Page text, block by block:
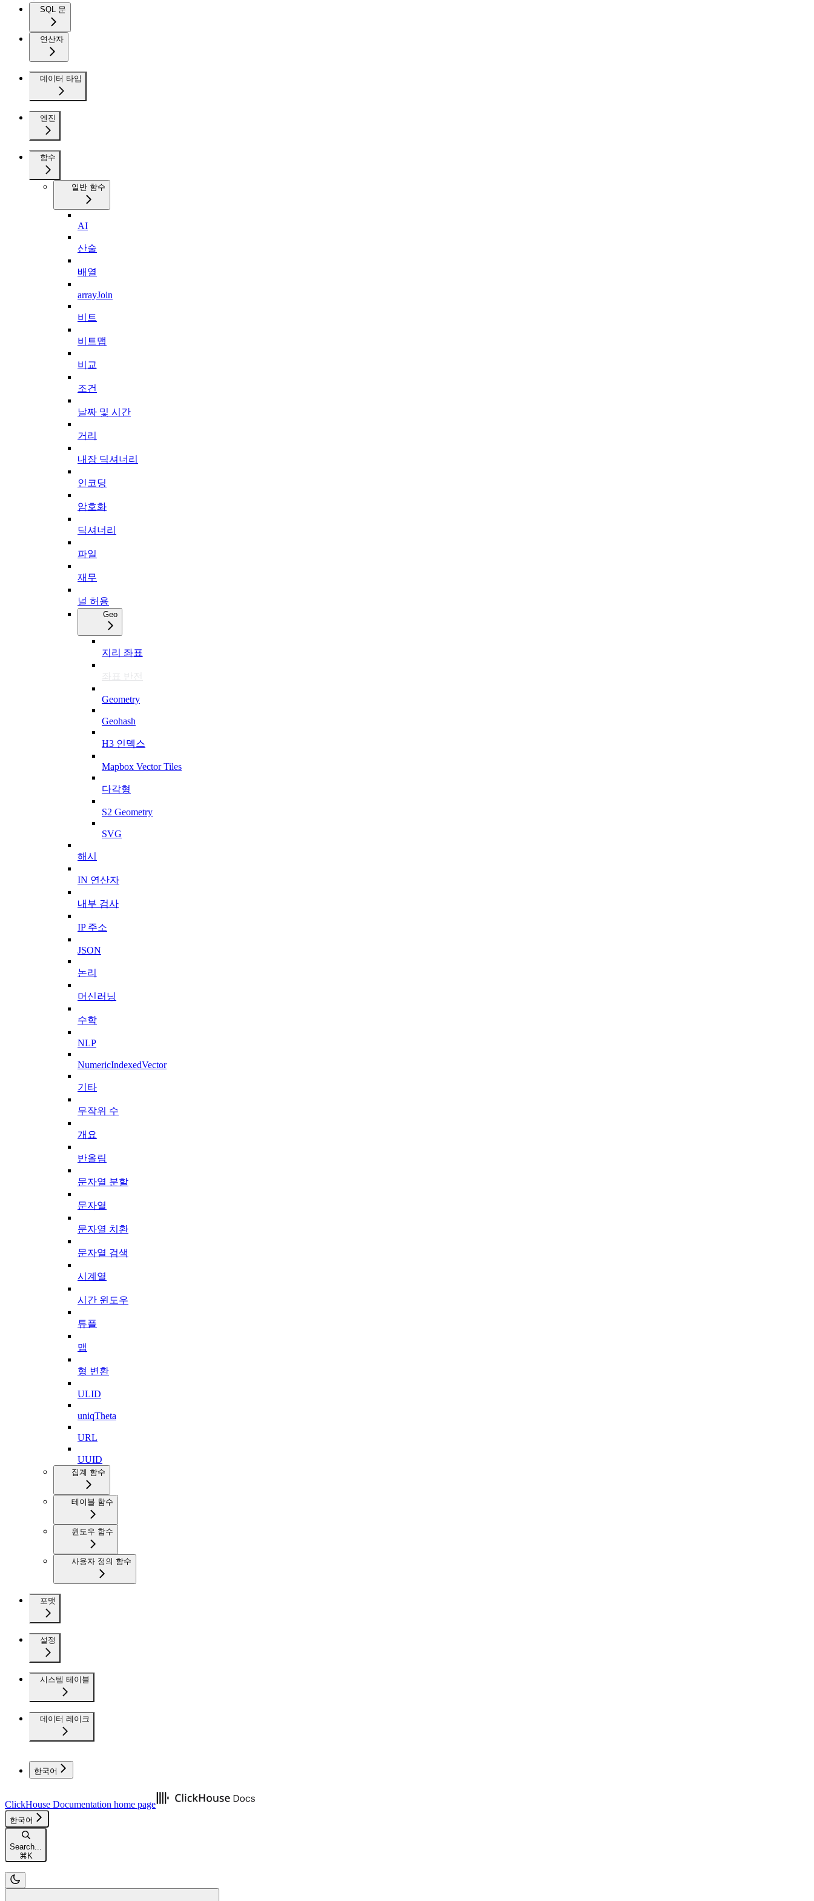
SQL 문
연산자
데이터 타입
엔진
함수
일반 함수
AI
산술
배열
arrayJoin
비트
비트맵
비교
조건
날짜 및 시간
거리
내장 딕셔너리
인코딩
암호화
딕셔너리
파일
재무
널 허용
Geo
지리 좌표
좌표 반전
Geometry
Geohash
H3 인덱스
Mapbox Vector Tiles
다각형
S2 Geometry
SVG
해시
IN 연산자
내부 검사
IP 주소
JSON
논리
머신러닝
수학
NLP
NumericIndexedVector
기타
무작위 수
개요
반올림
문자열 분할
문자열
문자열 치환
문자열 검색
시계열
시간 윈도우
튜플
맵
형 변환
ULID
uniqTheta
URL
UUID
집계 함수
테이블 함수
윈도우 함수
사용자 정의 함수
포맷
설정
시스템 테이블
데이터 레이크
한국어
ClickHouse Documentation home page
한국어
Search...
⌘K